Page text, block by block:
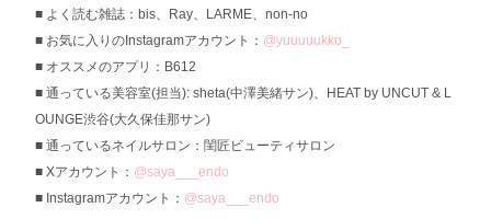
よく読む雑誌：bis、Ray、LARME、non-no
お気に入りのInstagramアカウント： @yuuuuukko_
オススメのアプリ：B612
通っている美容室(担当): sheta(中澤美緒サン)、HEAT by UNCUT & L
OUNGE渋谷(大久保佳那サン)
通っているネイルサロン：閨匠ビューティサロン
Xアカウント： @saya___endo
Instagramアカウント： @saya___endo